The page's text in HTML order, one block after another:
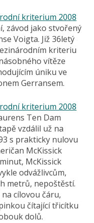
závod jako stvořený
Voigta. Již 36letý
kriteriu
vítěze
úniku ve
Gerransem.
Ten Dam
vzdálil už na
s prakticky nulovu
McKissick
McKissick
odvážlivcům,
metrů, nepoštěstí.
cílovou čáru,
čítající třicítku
dolů.